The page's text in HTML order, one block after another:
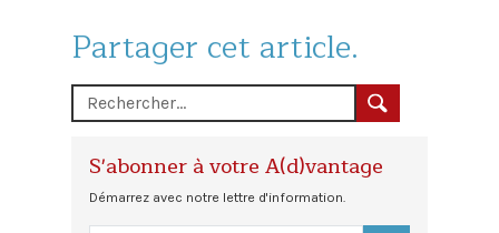
Partager cet article.
S'abonner à votre A(d)vantage
Démarrez avec notre lettre d'information.